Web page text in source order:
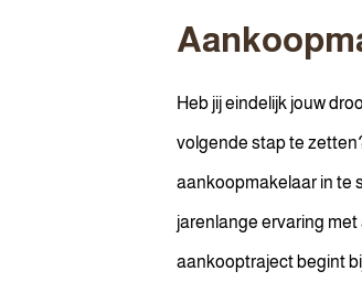
Heb jij eindelijk jouw
volgende stap te
aankoopmakelaar in te
jarenlange ervaring
aankooptraject begint